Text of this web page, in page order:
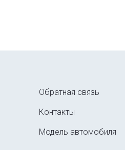
Обратная связь
Контакты
Модель автомобиля